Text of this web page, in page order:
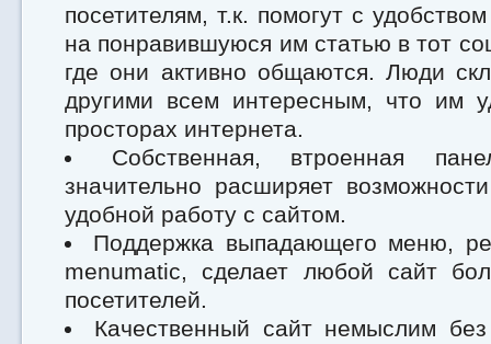
посетителям, т.к. помогут с
на понравившуюся им статью в тот
где они активно общаются. Люди
другими всем интересным, что им
просторах интернета.
Собственная, втроенная
значительно расширяет
удобной работу с сайтом.
Поддержка выпадающего меню,
menumatic, сделает любой сайт
посетителей.
Качественный сайт немыслим